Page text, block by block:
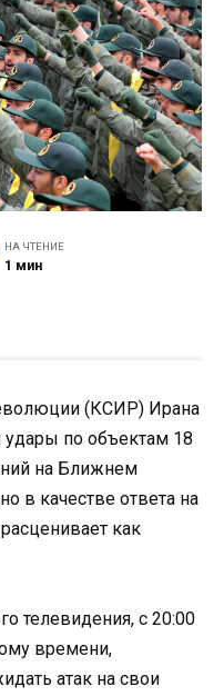
НА ЧТЕНИЕ
1 мин
(КСИР) Ирана
удары по объектам 18
на Ближнем
в качестве ответа на
как
телевидения, с 20:00
времени,
атак на свои